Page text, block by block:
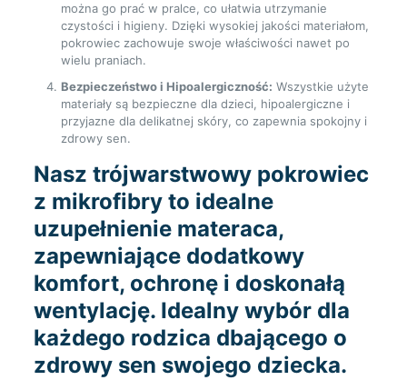
można go prać w pralce, co ułatwia utrzymanie
czystości i higieny. Dzięki wysokiej jakości materiałom,
pokrowiec zachowuje swoje właściwości nawet po
wielu praniach.
Bezpieczeństwo i Hipoalergiczność: Wszystkie użyte
materiały są bezpieczne dla dzieci, hipoalergiczne i
przyjazne dla delikatnej skóry, co zapewnia spokojny i
zdrowy sen.
Nasz trójwarstwowy pokrowiec
z mikrofibry to idealne
uzupełnienie materaca,
zapewniające dodatkowy
komfort, ochronę i doskonałą
wentylację. Idealny wybór dla
każdego rodzica dbającego o
zdrowy sen swojego dziecka.